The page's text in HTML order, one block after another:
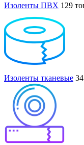
Изоленты ПВХ 129
Изоленты тканевые